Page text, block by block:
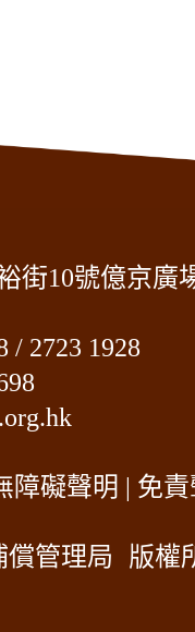
街10號億京廣
/ 2723 1928
障礙聲明 | 免
償管理局 版權